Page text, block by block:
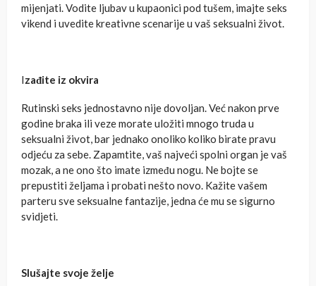
mijenjati. Vodite ljubav u kupaonici pod tušem, imajte seks
vikend i uvedite kreativne scenarije u vaš seksualni život.
Izađite iz okvira
Rutinski seks jednostavno nije dovoljan. Već nakon prve
godine braka ili veze morate uložiti mnogo truda u
seksualni život, bar jednako onoliko koliko birate pravu
odjeću za sebe. Zapamtite, vaš najveći spolni organ je vaš
mozak, a ne ono što imate između nogu. Ne bojte se
prepustiti željama i probati nešto novo. Kažite vašem
parteru sve seksualne fantazije, jedna će mu se sigurno
svidjeti.
Slušajte svoje želje